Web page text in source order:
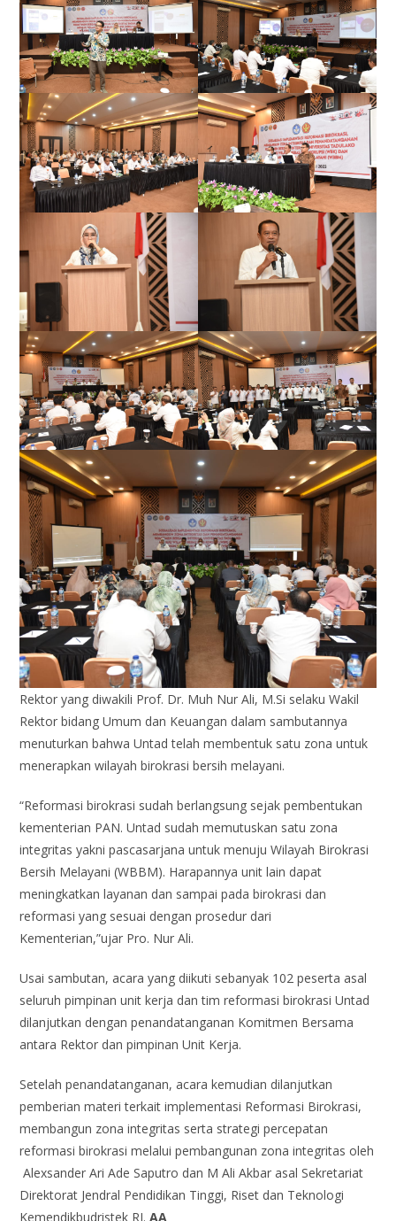
Rektor yang diwakili Prof. Dr. Muh Nur Ali, M.Si selaku Wakil
Rektor bidang Umum dan Keuangan dalam sambutannya
menuturkan bahwa Untad telah membentuk satu zona untuk
menerapkan wilayah birokrasi bersih melayani.
“Reformasi birokrasi sudah berlangsung sejak pembentukan
kementerian PAN. Untad sudah memutuskan satu zona
integritas yakni pascasarjana untuk menuju Wilayah Birokrasi
Bersih Melayani (WBBM). Harapannya unit lain dapat
meningkatkan layanan dan sampai pada birokrasi dan
reformasi yang sesuai dengan prosedur dari
Kementerian,”ujar Pro. Nur Ali.
Usai sambutan, acara yang diikuti sebanyak 102 peserta asal
seluruh pimpinan unit kerja dan tim reformasi birokrasi Untad
dilanjutkan dengan penandatanganan Komitmen Bersama
antara Rektor dan pimpinan Unit Kerja.
Setelah penandatanganan, acara kemudian dilanjutkan
pemberian materi terkait implementasi Reformasi Birokrasi,
membangun zona integritas serta strategi percepatan
reformasi birokrasi melalui pembangunan zona integritas oleh
Alexsander Ari Ade Saputro dan M Ali Akbar asal Sekretariat
Direktorat Jendral Pendidikan Tinggi, Riset dan Teknologi
Kemendikbudristek RI.AA